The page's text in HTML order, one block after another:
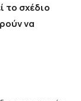
το σχέδιο
να